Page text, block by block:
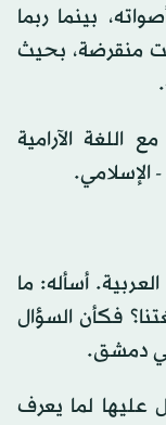
بينما ربما
منقرضة، بحيث
اللغة الآرامية
الإسلامي.
أسأله: ما
فكأن السؤال
دمشق.
عليها لما يعرف